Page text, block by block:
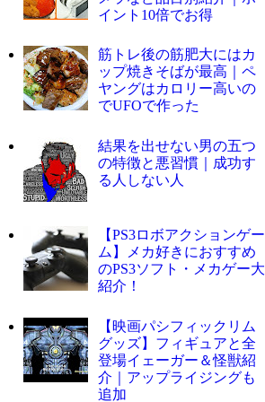
イント10倍でお得
筋トレ後の筋肥大にはカ
ップ焼きそばが最高｜ペ
ヤングはカロリー高いの
でUFOで作った
結果を出せない男の五つ
の特徴と悪習慣｜成功す
る人しない人
【PS3ロボアクションゲー
ム】メカ好きにおすすめ
のPS3ソフト・メカゲー大
紹介！
【映画パシフィックリム
グッズ】フィギュアと全
登場イェーガー＆怪獣紹
介｜アップライジングも
追加